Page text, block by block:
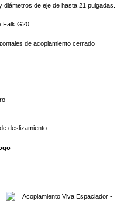
de eje de hasta 21 pulgadas.
Falk G20
de acoplamiento cerrado
deslizamiento
Este